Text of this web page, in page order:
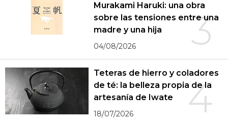
3
Murakami Haruki: una obra
sobre las tensiones entre una
madre y una hija
04/08/2026
4
Teteras de hierro y coladores
de té: la belleza propia de la
artesanía de Iwate
18/07/2026